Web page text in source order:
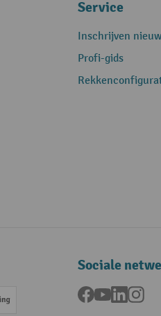
Service
Inschrijven
Profi-gids
rekening
Sociale
Facebook
YouTubeLinkedIn